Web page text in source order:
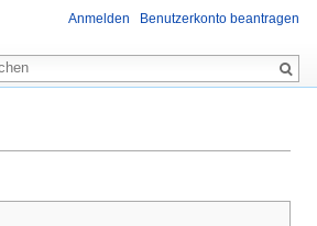
Anmelden Benutzerkonto beantragen